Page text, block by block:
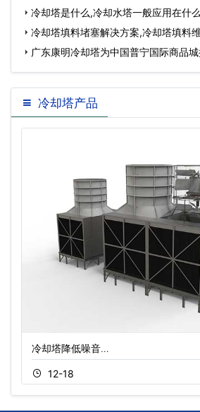
冷却塔是什么,冷却水塔一般应用在什
冷却塔填料堵塞解决方案,冷却塔填料
广东康明冷却塔为中国普宁国际商品
案…
冷却塔产品
冷却塔降低噪音…
12-18